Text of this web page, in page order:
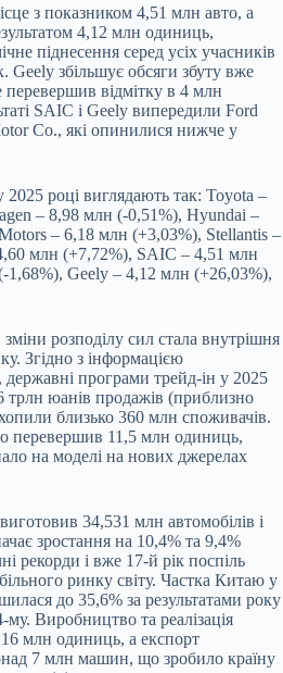
з показником 4,51 млн авто, а
4,12 млн одиниць,
піднесення серед усіх учасників
Geely збільшує обсяги збуту вже
перевершив відмітку в 4 млн
SAIC і Geely випередили Ford
Co., які опинилися нижче у
2025 році виглядають так: Toyota –
– 8,98 млн (-0,51%), Hyundai –
– 6,18 млн (+3,03%), Stellantis –
млн (+7,72%), SAIC – 4,51 млн
Geely – 4,12 млн (+26,03%),
розподілу сил стала внутрішня
Згідно з інформацією
державні програми трейд-ін у 2025
трлн юанів продажів (приблизно
близько 360 млн споживачів.
перевершив 11,5 млн одиниць,
на моделі на нових джерелах
34,531 млн автомобілів і
зростання на 10,4% та 9,4%
рекорди і вже 17-й рік поспіль
ринку світу. Частка Китаю у
до 35,6% за результатами року
Виробництво та реалізація
млн одиниць, а експорт
7 млн машин, що зробило країну